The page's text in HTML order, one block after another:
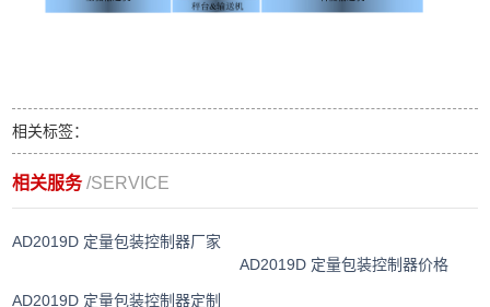
相关标签：
相关服务/SERVICE
AD2019D 定量包装控制器厂家
AD2019D 定量包装控制器价格
AD2019D 定量包装控制器定制